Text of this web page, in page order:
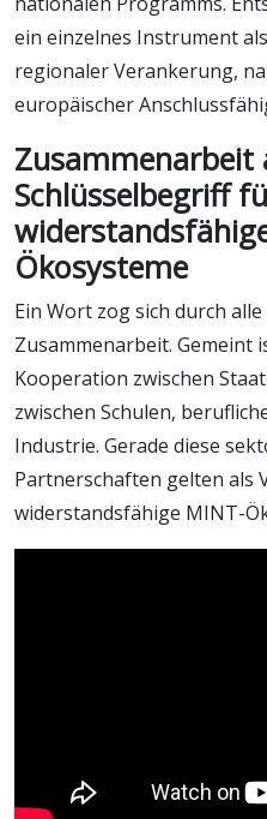
ein einzelnes Instrument
regionaler Verankerung,
europäischer
Zusammenarbeit
Schlüsselbegriff
Ökosysteme
Ein Wort zog sich durch
Zusammenarbeit. Gemeint
Kooperation zwischen
zwischen Schulen,
Industrie. Gerade diese
Partnerschaften gelten als
widerstandsfähige MINT-